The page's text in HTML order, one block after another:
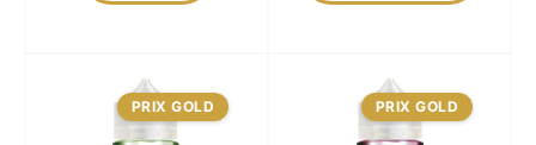
PRIX GOLD PRIX GOLD